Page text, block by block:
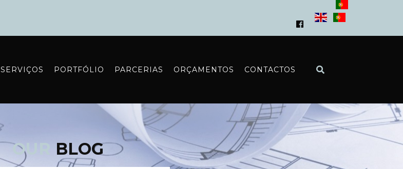
SERVIÇOS PORTFÓLIO PARCERIAS ORÇAMENTOS CONTACTOS
OUR BLOG